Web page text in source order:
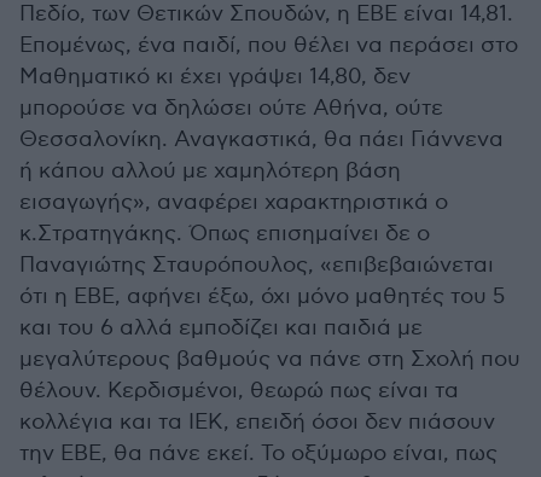
Πεδίο, των Θετικών Σπουδών, η ΕΒΕ είναι 14,81.
Επομένως, ένα παιδί, που θέλει να περάσει στο
Μαθηματικό κι έχει γράψει 14,80, δεν
μπορούσε να δηλώσει ούτε Αθήνα, ούτε
Θεσσαλονίκη. Αναγκαστικά, θα πάει Γιάννενα
ή κάπου αλλού με χαμηλότερη βάση
εισαγωγής», αναφέρει χαρακτηριστικά ο
κ.Στρατηγάκης. Όπως επισημαίνει δε ο
Παναγιώτης Σταυρόπουλος, «επιβεβαιώνεται
ότι η ΕΒΕ, αφήνει έξω, όχι μόνο μαθητές του 5
και του 6 αλλά εμποδίζει και παιδιά με
μεγαλύτερους βαθμούς να πάνε στη Σχολή που
θέλουν. Κερδισμένοι, θεωρώ πως είναι τα
κολλέγια και τα ΙΕΚ, επειδή όσοι δεν πιάσουν
την ΕΒΕ, θα πάνε εκεί. Το οξύμωρο είναι, πως